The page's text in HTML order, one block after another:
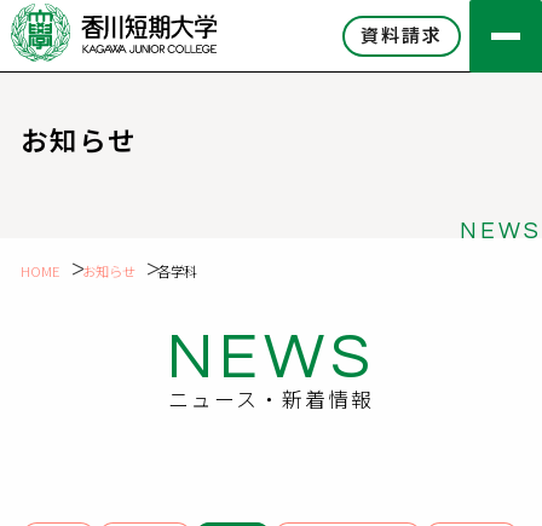
資料請求
お知らせ
NEWS
HOME お知らせ 各学科
NEWS
ニュース・新着情報